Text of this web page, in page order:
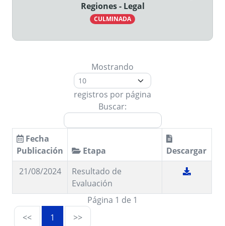
Regiones - Legal
CULMINADA
Mostrando
registros por página
Buscar:
Fecha
Publicación
Etapa
Descargar
21/08/2024
Resultado de
Evaluación
Página 1 de 1
<<
1 >>